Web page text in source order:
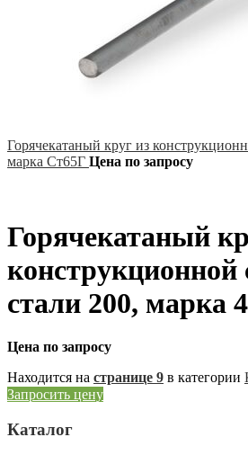
Горячекатаный круг из
марка Ст65Г Цена по запросу
Горячекатаный
конструкционной
стали 200, марка
Цена по запросу
Находится на странице 9 в категории
Запросить цену
Каталог